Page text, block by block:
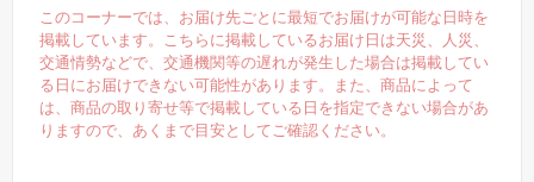
このコーナーでは、お届け先ごとに最短でお届けが可能な日時を
掲載しています。こちらに掲載しているお届け日は天災、人災、
交通情勢などで、交通機関等の遅れが発生した場合は掲載してい
る日にお届けできない可能性があります。また、商品によって
は、商品の取り寄せ等で掲載している日を指定できない場合があ
りますので、あくまで目安としてご確認ください。